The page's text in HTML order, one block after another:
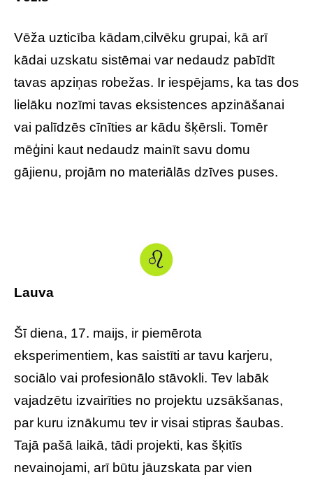
Vēža uzticība kādam,cilvēku grupai, kā arī
kādai uzskatu sistēmai var nedaudz pabīdīt
tavas apziņas robežas. Ir iespējams, ka tas dos
lielāku nozīmi tavas eksistences apzināšanai
vai palīdzēs cīnīties ar kādu šķērsli. Tomēr
mēģini kaut nedaudz mainīt savu domu
gājienu, projām no materiālās dzīves puses.
Lauva
Šī diena, 17. maijs, ir piemērota
eksperimentiem, kas saistīti ar tavu karjeru,
sociālo vai profesionālo stāvokli. Tev labāk
vajadzētu izvairīties no projektu uzsākšanas,
par kuru iznākumu tev ir visai stipras šaubas.
Tajā pašā laikā, tādi projekti, kas šķitīs
nevainojami, arī būtu jāuzskata par vien